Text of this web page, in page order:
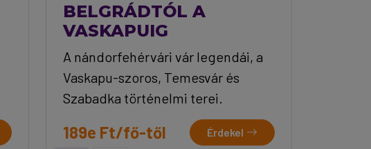
BELGRÁDTÓL A
VASKAPUIG
A nándorfehérvári vár legendái, a
Vaskapu-szoros, Temesvár és
Szabadka történelmi terei.
189e Ft/fő-től Érdekel